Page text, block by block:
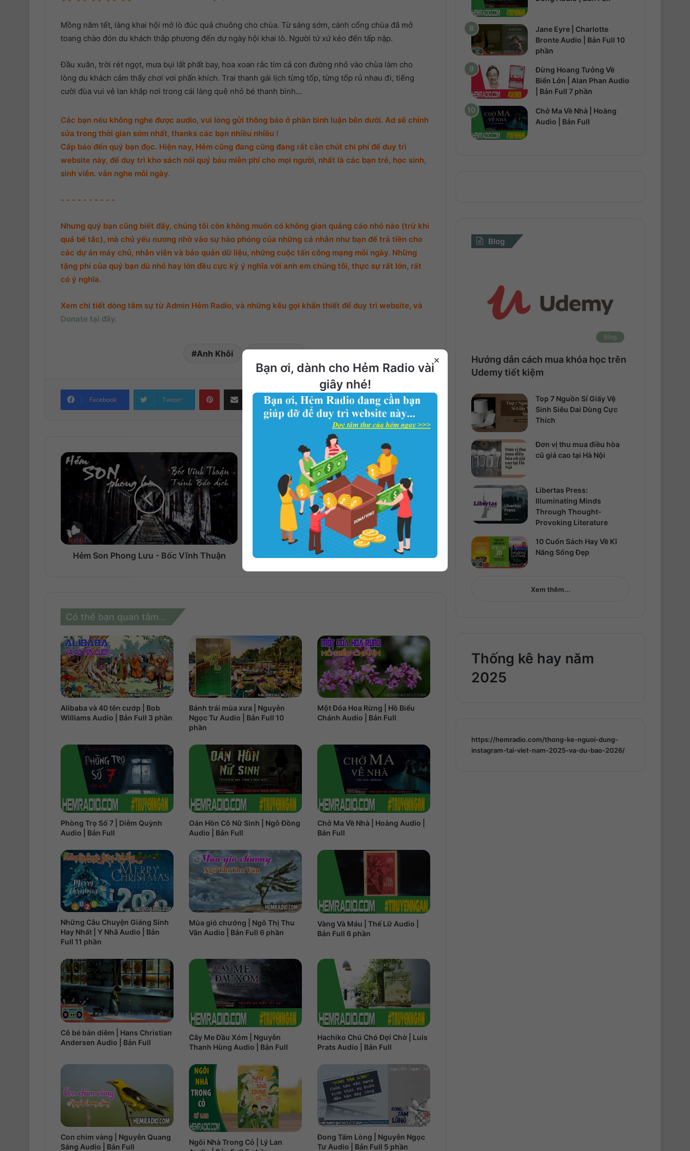
Mồng năm tết, làng khai hội mở lò đúc quả chuông cho chùa. Từ sáng sớm, cánh cổng chùa đã mở
toang chào đón du khách thập phương đến dự ngày hội khai lò. Người tứ xứ kéo đến tấp nập.
Đầu xuân, trời rét ngọt, mưa bụi lất phất bay, hoa xoan rắc tím cả con đường nhỏ vào chùa làm cho
lòng du khách cảm thấy chơi vơi phấn khích. Trai thanh gái lịch từng tốp, từng tốp rủ nhau đi, tiếng
cười đùa vui vẻ lan khắp nơi trong cái làng quê nhỏ bé thanh bình…
Các bạn nếu không nghe được audio, vui lòng gửi thông báo ở phần bình luận bên dưới. Ad sẽ chỉnh
sửa trong thời gian sớm nhất, thanks các bạn nhiều nhiều !
Cấp báo đển quý bạn đọc. Hiện nay, Hẻm cũng đang cũng đang rất cần chút chi phí để duy trì
website này, để duy trì kho sách nói quý báu miễn phí cho mọi người, nhất là các bạn trẻ, học sinh,
sinh viên. vẫn nghe mỗi ngày.
- - - - - - - - - -
Nhưng quý bạn cũng biết đấy, chúng tôi còn không muốn có không gian quảng cáo nhỏ nào (trừ khi
quá bế tắc), mà chủ yếu nương nhờ vào sự hào phóng của những cá nhân như bạn để trả tiền cho
các dự án máy chủ, nhân viên và bảo quản dữ liệu, những cuộc tấn công mạng mỗi ngày. Những
tặng phí của quý bạn dù nhỏ hay lớn đều cực kỳ ý nghĩa với anh em chúng tôi, thực sự rất lớn, rất
có ý nghĩa.
Xem chi tiết dòng tâm sự từ Admin Hẻm Radio, và những kêu gọi khẩn thiết để duy trì website, và
Donate tại đây.
Anh Khôi
Facebook Twitter
Hẻm Son Phong Lưu - Bốc Vĩnh Thuận Bong Bóng Phập Phồng | Thanh Nam
Có thể bạn quan tâm...
Alibaba và 40 tên cướp | Bob
Williams Audio | Bản Full 3 phần
Bánh trái mùa xưa | Nguyễn
Ngọc Tư Audio | Bản Full 10
phần
Một Đóa Hoa Rừng | Hồ Biểu
Chánh Audio | Bản Full
Phòng Trọ Số 7 | Diễm Quỳnh
Audio | Bản Full
Oán Hồn Cô Nữ Sinh | Ngô Đồng
Audio | Bản Full
Chở Ma Về Nhà | Hoàng Audio |
Bản Full
Những Câu Chuyện Giáng Sinh
Hay Nhất | Y Nhã Audio | Bản
Full 11 phần
Mùa gió chướng | Ngô Thị Thu
Vân Audio | Bản Full 6 phần
Vàng Và Máu | Thế Lữ Audio |
Bản Full 6 phần
Cô bé bán diêm | Hans Christian
Andersen Audio | Bản Full
Cây Me Đầu Xóm | Nguyễn
Thanh Hùng Audio | Bản Full
Hachiko Chú Chó Đợi Chờ | Luis
Prats Audio | Bản Full
Con chim vàng | Nguyễn Quang
Sáng Audio | Bản Full
Ngôi Nhà Trong Cỏ | Lý Lan
Đong Tấm Lòng | Nguyễn Ngọc
Tư Audio | Bản Full 5 phần
Jane Eyre | Charlotte
Bronte Audio | Bản Full 10
phần
Đừng Hoang Tưởng Về
Biển Lớn | Alan Phan Audio
| Bản Full 7 phần
Chở Ma Về Nhà | Hoàng
Audio | Bản Full
Blog
Blog
Hướng dẫn cách mua khóa học trên
Udemy tiết kiệm
Top 7 Nguồn Sỉ Giấy Vệ
Sinh Siêu Dai Dùng Cực
Thích
Đơn vị thu mua điều hòa
cũ giá cao tại Hà Nội
Libertas Press:
Illuminating Minds
Through Thought-
Provoking Literature
10 Cuốn Sách Hay Về Kĩ
Năng Sống Đẹp
Xem thêm...
Thống kê hay năm
2025
https://hemradio.com/thong-ke-nguoi-dung-
instagram-tai-viet-nam-2025-va-du-bao-2026/
×
Bạn ơi, dành cho Hẻm Radio vài
giây nhé!